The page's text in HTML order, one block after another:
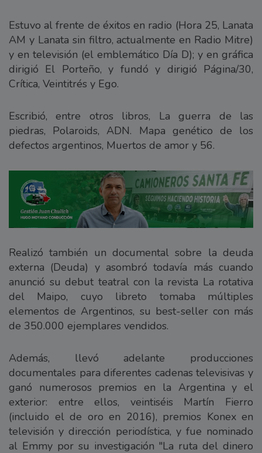
Estuvo al frente de éxitos en radio (Hora 25, Lanata
AM y Lanata sin filtro, actualmente en Radio Mitre)
y en televisión (el emblemático Día D); y en gráfica
dirigió El Porteño, y fundó y dirigió Página/30,
Crítica, Veintitrés y Ego.
Escribió, entre otros libros, La guerra de las
piedras, Polaroids, ADN. Mapa genético de los
defectos argentinos, Muertos de amor y 56.
Realizó también un documental sobre la deuda
externa (Deuda) y asombró todavía más cuando
anunció su debut teatral con la revista La rotativa
del Maipo, cuyo libreto tomaba múltiples
elementos de Argentinos, su best-seller con más
de 350.000 ejemplares vendidos.
Además, llevó adelante producciones
documentales para diferentes cadenas televisivas y
ganó numerosos premios en la Argentina y el
exterior: entre ellos, veintiséis Martín Fierro
(incluido el de oro en 2016), premios Konex en
televisión y dirección periodística, y fue nominado
al Emmy por su investigación "La ruta del dinero